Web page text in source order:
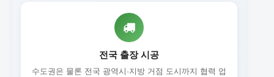
전국 출장 시공
수도권은 물론 전국 광역시·지방 거점 도시까지 협력 업